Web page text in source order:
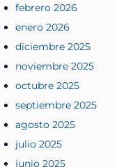
febrero 2026
enero 2026
diciembre 2025
noviembre 2025
octubre 2025
septiembre 2025
agosto 2025
julio 2025
junio 2025